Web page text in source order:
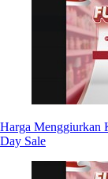
Harga Menggiurkan
Day Sale